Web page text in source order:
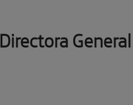
Directora General